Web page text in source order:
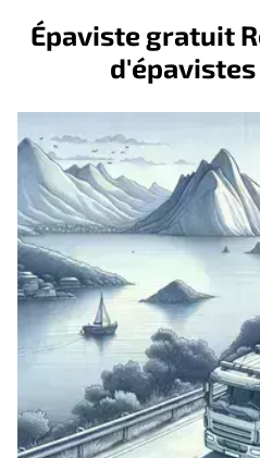
Épaviste gratuit